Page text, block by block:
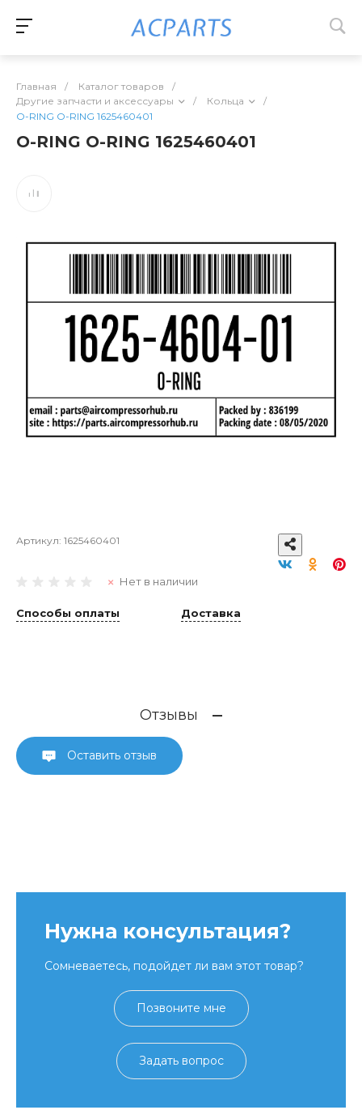
Главная / Каталог товаров
/
Другие запчасти и аксессуары
/ Кольца
/
O-RING O-RING 1625460401
O-RING O-RING 1625460401
Артикул: 1625460401
Нет в наличии
Способы оплаты Доставка
Отзывы
Оставить отзыв
Нужна консультация?
Сомневаетесь, подойдет ли вам этот товар?
Позвоните мне
Задать вопрос